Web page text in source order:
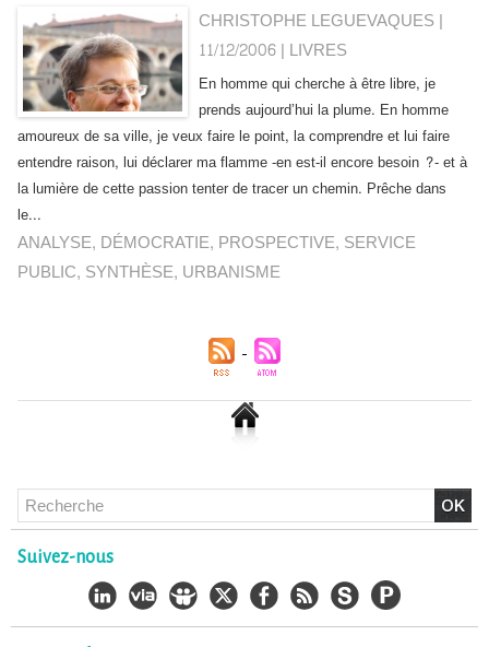
CHRISTOPHE LEGUEVAQUES |
11/12/2006| LIVRES
En homme qui cherche à être libre, je
prends aujourd’hui la plume. En homme
amoureux de sa ville, je veux faire le point, la comprendre et lui faire
entendre raison, lui déclarer ma flamme ‐en est‐il encore besoin ?‐ et à
la lumière de cette passion tenter de tracer un chemin. Prêche dans
le...
ANALYSE, DÉMOCRATIE, PROSPECTIVE, SERVICE
PUBLIC, SYNTHÈSE, URBANISME
Suivez-nous
Chlordécone : un non-lieu confirmé, la bataille se déplace
vers la Cour de cassation
30/06/2026 -Christophe LEGUEVAQUES
LÈGUEVAQUES (CLE), avocat de parties civiles, après la
décision de confirmation du non-lieu
22/06/2026 -Christophe LEGUEVAQUES